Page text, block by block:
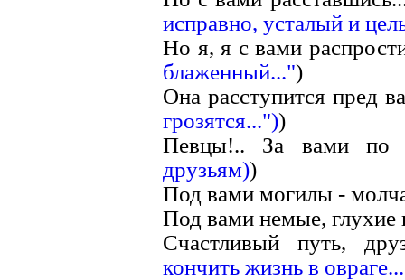
исправно, усталый и
Но я, я с вами
блаженный...")
Она расступится пред
грозятся..."))
Певцы!.. За вами по
друзьям))
Под вами могилы -
Под вами немые, глухие
Счастливый путь,
кончить жизнь в